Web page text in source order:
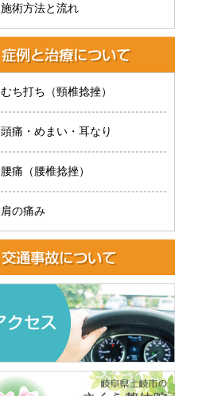
施術方法と流れ
むち打ち（頸椎捻挫）
頭痛・めまい・耳なり
腰痛（腰椎捻挫）
肩の痛み